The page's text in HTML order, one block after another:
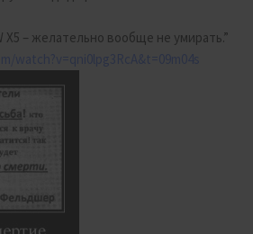
X5 – желательно вообще не умирать.”
watch?v=qni0lpg3RcA&t=09m04s